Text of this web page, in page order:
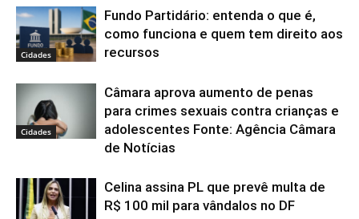
Cidades
Fundo Partidário: entenda o que é,
como funciona e quem tem direito aos
recursos
Cidades
Câmara aprova aumento de penas
para crimes sexuais contra crianças e
adolescentes Fonte: Agência Câmara
de Notícias
Celina assina PL que prevê multa de
R$ 100 mil para vândalos no DF